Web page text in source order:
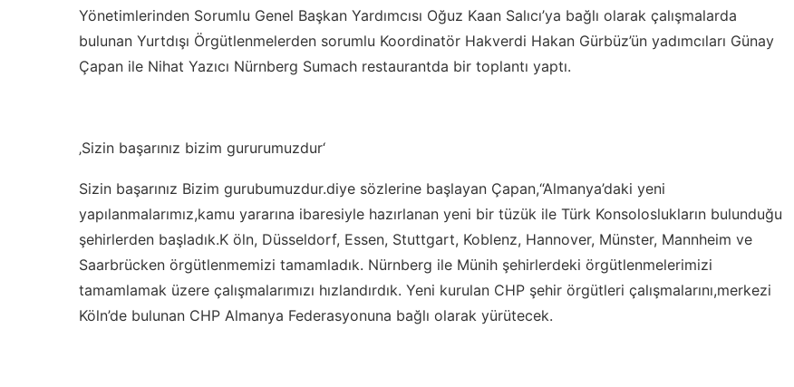
Yönetimlerinden Sorumlu Genel Başkan Yardımcısı Oğuz Kaan Salıcı’ya bağlı olarak çalışmalarda
bulunan Yurtdışı Örgütlenmelerden sorumlu Koordinatör Hakverdi Hakan Gürbüz’ün yadımcıları Günay
Çapan ile Nihat Yazıcı Nürnberg Sumach restaurantda bir toplantı yaptı.
‚Sizin başarınız bizim gururumuzdur‘
Sizin başarınız Bizim gurubumuzdur.diye sözlerine başlayan Çapan,“Almanya’daki yeni
yapılanmalarımız,kamu yararına ibaresiyle hazırlanan yeni bir tüzük ile Türk Konsoloslukların bulunduğu
şehirlerden başladık.K öln, Düsseldorf, Essen, Stuttgart, Koblenz, Hannover, Münster, Mannheim ve
Saarbrücken örgütlenmemizi tamamladık. Nürnberg ile Münih şehirlerdeki örgütlenmelerimizi
tamamlamak üzere çalışmalarımızı hızlandırdık. Yeni kurulan CHP şehir örgütleri çalışmalarını,merkezi
Köln’de bulunan CHP Almanya Federasyonuna bağlı olarak yürütecek.